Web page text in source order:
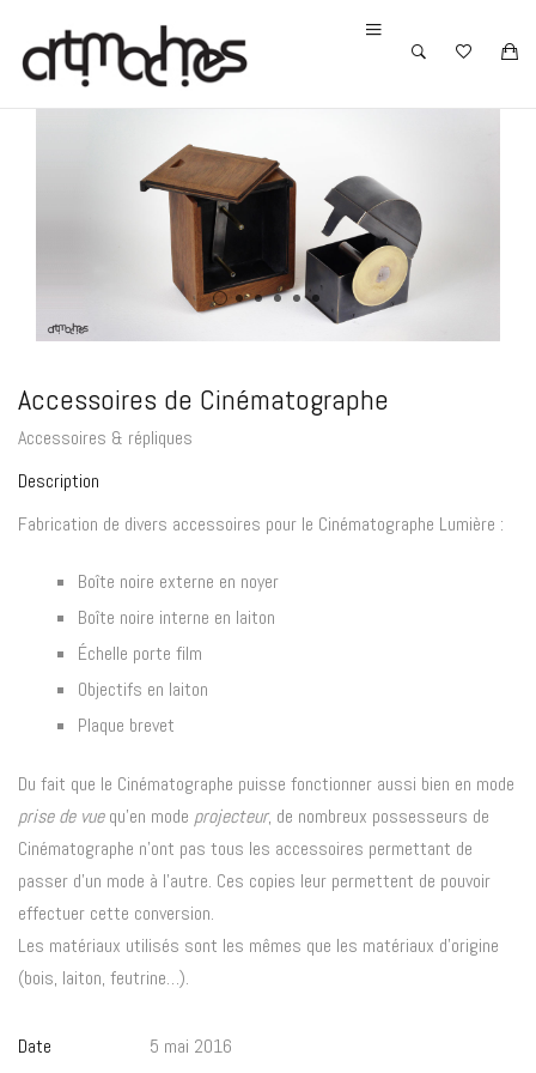
Accessoires de Cinématographe
Accessoires & répliques
Description
Fabrication de divers accessoires pour le Cinématographe Lumière :
Boîte noire externe en noyer
Boîte noire interne en laiton
Échelle porte film
Objectifs en laiton
Plaque brevet
Du fait que le Cinématographe puisse fonctionner aussi bien en mode
prise de vuequ’en mode projecteur, de nombreux possesseurs de
Cinématographe n’ont pas tous les accessoires permettant de
passer d’un mode à l’autre. Ces copies leur permettent de pouvoir
effectuer cette conversion.
Les matériaux utilisés sont les mêmes que les matériaux d’origine
(bois, laiton, feutrine…).
Date
5 mai 2016